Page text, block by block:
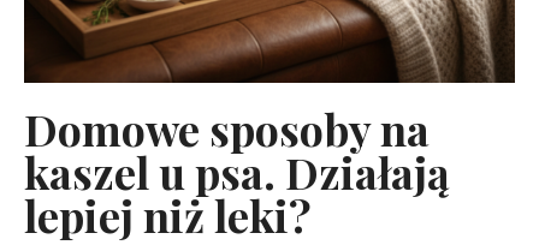
Domowe sposoby na
kaszel u psa. Działają
lepiej niż leki?